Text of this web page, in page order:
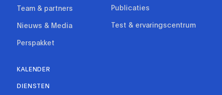
Team & partners
Nieuws & Media
Perspakket
Publicaties
Test & ervaringscentrum
KALENDER
DIENSTEN